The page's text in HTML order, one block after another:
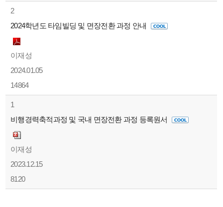
2
2024학년도 타임빌딩 및 면장전환 과정 안내
이재성
2024.01.05
14864
1
비행경력축적과정 및 국내 면장전환 과정 등록원서
이재성
2023.12.15
8120